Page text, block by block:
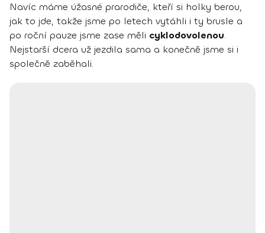
Navíc máme úžasné prarodiče, kteří si holky berou,
jak to jde, takže jsme po letech vytáhli i ty brusle a
po roční pauze jsme zase měli cyklodovolenou.
Nejstarší dcera už jezdila sama a konečně jsme si i
společně zaběhali.